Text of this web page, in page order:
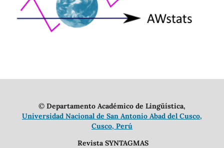
© Departamento Académico de Lingüística,
Universidad Nacional de San Antonio Abad del Cusco,
Cusco, Perú
Revista SYNTAGMAS